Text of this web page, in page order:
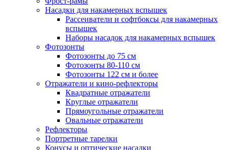
Насадки для накамерных вспышек
Рассеиватели и софтбоксы для накамерных
вспышек
Наборы насадок для накамерных вспышек
Фотозонты
Фотозонты до 75 см
Фотозонты 80-110 см
Фотозонты 122 см и более
Отражатели и кино-рефлекторы
Квадратные отражатели
Круглые отражатели
Прямоугольные отражатели
Овальные отражатели
Рефлекторы
Портретные тарелки
Конусы и оптические насадки